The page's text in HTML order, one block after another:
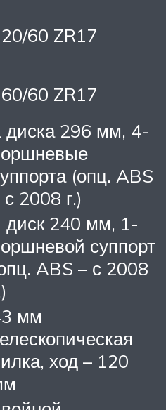
60 ZR17
60 ZR17
диска 296 мм, 4-
(опц. ABS
с 2008 г.)
диск 240 мм, 1-
суппорт
ABS – с 2008
мм
ход – 120